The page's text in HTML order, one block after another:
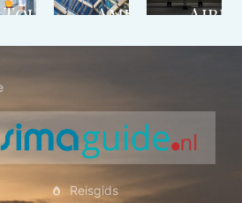
TouroperatorAmbassades
Reisgids